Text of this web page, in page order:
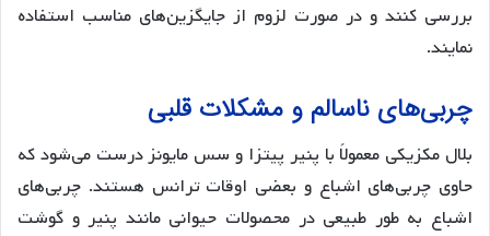
بررسی کنند و در صورت لزوم از جایگزین‌های مناسب استفاده
نمایند.
چربی‌های ناسالم و مشکلات قلبی
بلال مکزیکی معمولاً با پنیر پیتزا و سس مایونز درست می‌شود که
حاوی چربی‌های اشباع و بعضی اوقات ترانس هستند. چربی‌های
اشباع به طور طبیعی در محصولات حیوانی مانند پنیر و گوشت